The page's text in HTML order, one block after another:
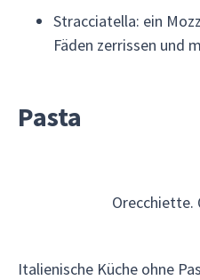
Stracciatella: ein
Fäden zerrissen und
Pasta
Orecchiette.
Italienische Küche ohne